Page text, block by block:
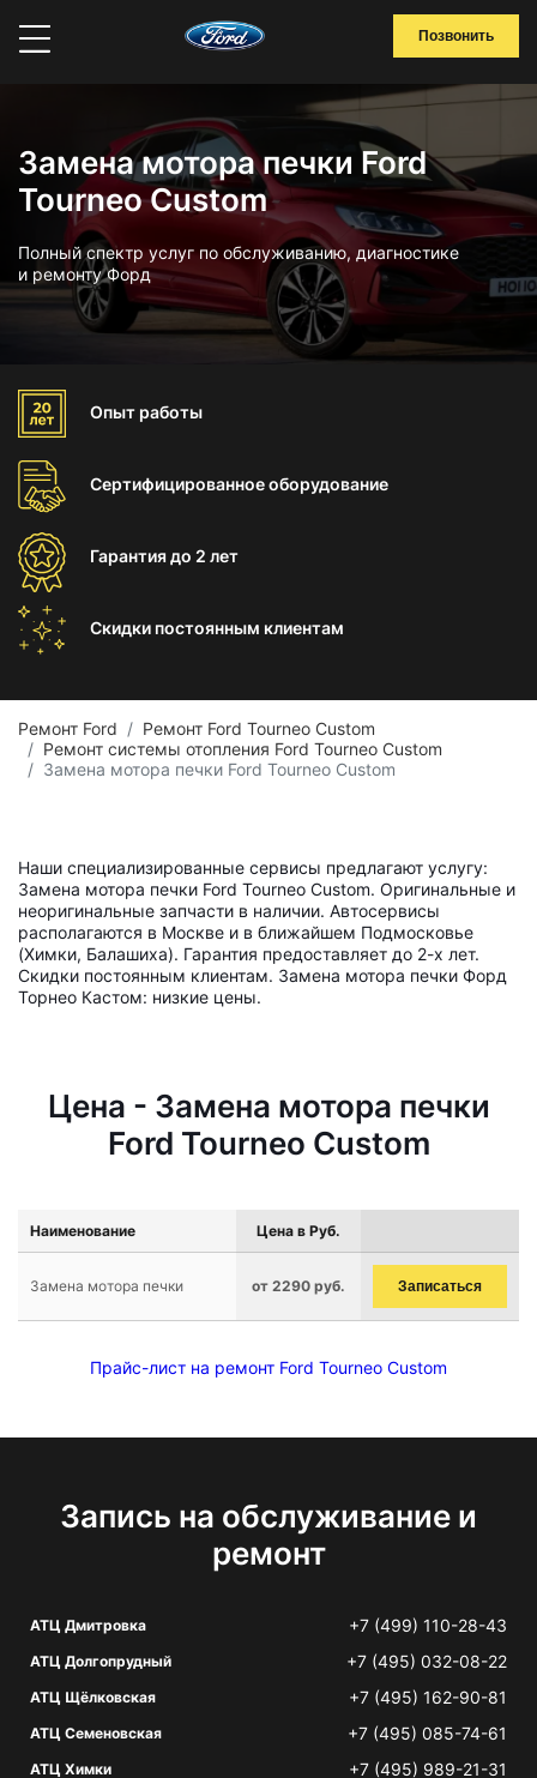
Позвонить
Замена мотора печки Ford
Tourneo Custom
Полный спектр услуг по обслуживанию, диагностике
и ремонту Форд
Опыт работы
Сертифицированноеоборудование
Гарантиядо 2 лет
Скидки постоянным клиентам
Ремонт Ford
Ремонт Ford Tourneo Custom
Ремонт системы отопления Ford Tourneo Custom
Замена мотора печки Ford Tourneo Custom
Наши специализированные сервисы предлагают услугу:
Замена мотора печки Ford Tourneo Custom. Оригинальные и
неоригинальные запчасти в наличии. Автосервисы
располагаются в Москве и в ближайшем Подмосковье
(Химки, Балашиха). Гарантия предоставляет до 2-х лет.
Скидки постоянным клиентам. Замена мотора печки Форд
Торнео Кастом: низкие цены.
Цена - Замена мотора печки
Ford Tourneo Custom
Наименование Цена в Руб.
Замена мотора печки от 2290 руб. Записаться
Прайс-лист на ремонт Ford Tourneo Custom
Запись на обслуживание и
ремонт
АТЦ Дмитровка +7 (499) 110-28-43
АТЦ Долгопрудный +7 (495) 032-08-22
АТЦ Щёлковская +7 (495) 162-90-81
АТЦ Семеновская +7 (495) 085-74-61
АТЦ Химки +7 (495) 989-21-31